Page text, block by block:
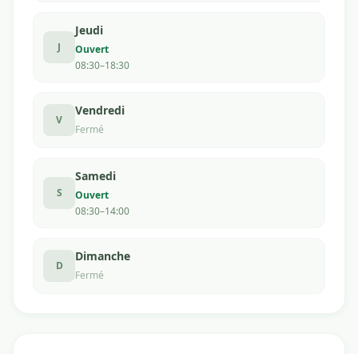
J
Jeudi
Ouvert
08:30–18:30
V
Vendredi
Fermé
S
Samedi
Ouvert
08:30–14:00
D
Dimanche
Fermé